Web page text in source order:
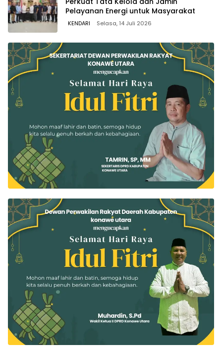
Pelayanan Energi untuk Masyarakat
KENDARI Selasa, 14 Juli 2026